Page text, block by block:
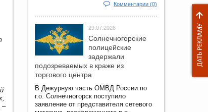
–
Комментарии (0)
29.07.2026
Солнечногорские
полицейские
задержали
подозреваемых в краже из
торгового центра
В Дежурную часть ОМВД России по
г.о. Солнечногорск поступило
заявление от представителя сетевого